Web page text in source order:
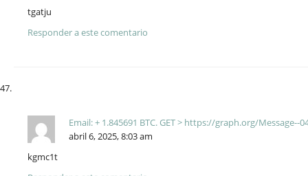
tgatju
Responder a este comentario
Email: + 1.845691 BTC. GET > https://graph.org/Message--
abril 6, 2025, 8:03 am
kgmc1t